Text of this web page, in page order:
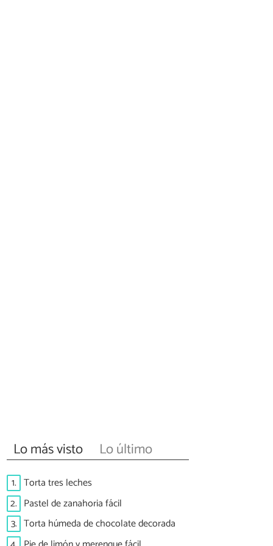
Lo más visto Lo último
1. Torta tres leches
2. Pastel de zanahoria fácil
3. Torta húmeda de chocolate decorada